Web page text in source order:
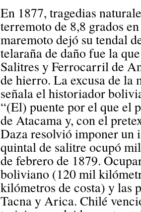
En 1877, tragedias
terremoto de 8,8 grados
maremoto dejó su tendal
telaraña de daño fue la
Salitres y Ferrocarril de
de hierro. La excusa de la
señala el historiador
“(El) puente por el que el
de Atacama y, con el
Daza resolvió imponer un
quintal de salitre ocupó
de febrero de 1879.
boliviano (120 mil
kilómetros de costa) y las
Tacna y Arica. Chilé